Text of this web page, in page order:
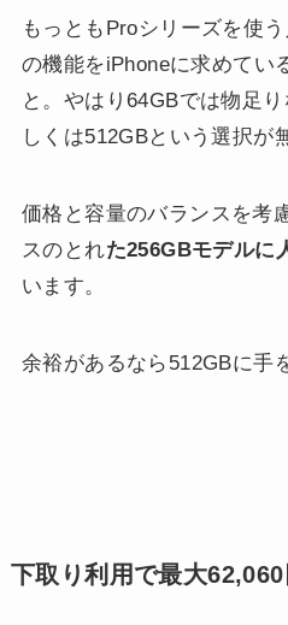
もっともProシリーズを使
の機能をiPhoneに求めてい
と。やはり64GBでは物足
しくは512GBという選択が
価格と容量のバランスを考
スのとれた256GBモデルに
います。
余裕があるなら512GBに手
下取り利用で最大62,060